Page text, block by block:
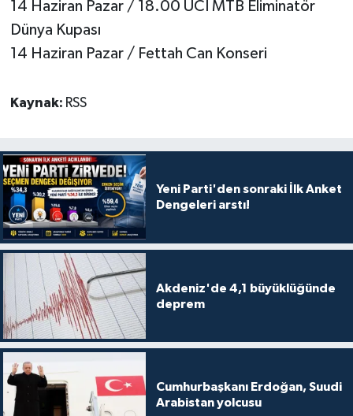
14 Haziran Pazar / 18.00 UCI MTB Eliminatör
Dünya Kupası
14 Haziran Pazar / Fettah Can Konseri
Kaynak: RSS
Yeni Parti'den sonraki İlk Anket
Dengeleri arstı!
Akdeniz'de 4,1 büyüklüğünde
deprem
Cumhurbaşkanı Erdoğan, Suudi
Arabistan yolcusu